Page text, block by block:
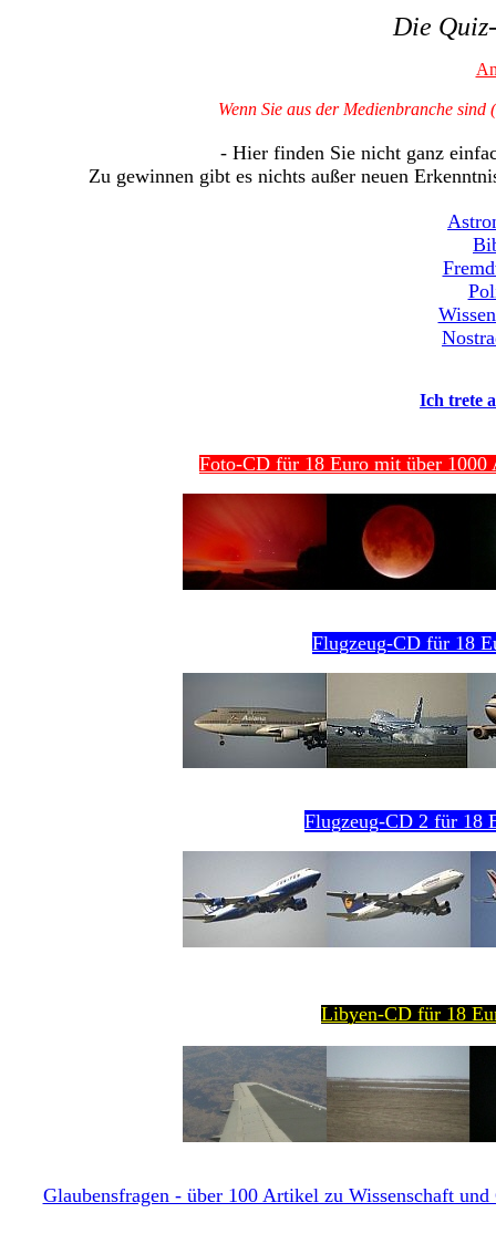
Die
Wenn Sie aus der Medienbranche
- Hier finden Sie nicht ganz
Zu gewinnen gibt es nichts außer neuen
Ich trete
Foto-CD für 18 Euro mit über
Flugzeug-CD für 18
Flugzeug-CD 2 für 18
Libyen-CD für 18
Glaubensfragen - über 100 Artikel zu Wissenschaft